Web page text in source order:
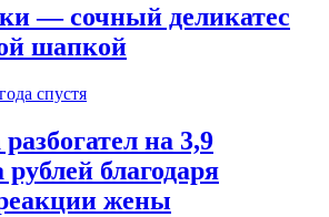
— сочный деликатес
шапкой
спустя
на 3,9
благодаря
жены